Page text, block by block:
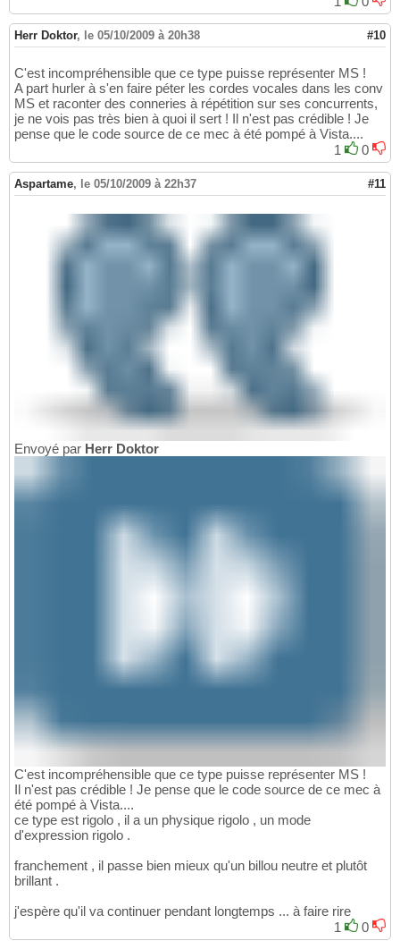
Herr Doktor, le 05/10/2009 à 20h38 #10
C'est incompréhensible que ce type puisse représenter MS !
A part hurler à s'en faire péter les cordes vocales dans les conv
MS et raconter des conneries à répétition sur ses concurrents,
je ne vois pas très bien à quoi il sert ! Il n'est pas crédible ! Je
pense que le code source de ce mec à été pompé à Vista....
1
0
Aspartame, le 05/10/2009 à 22h37 #11
Envoyé par Herr Doktor
C'est incompréhensible que ce type puisse représenter MS !
Il n'est pas crédible ! Je pense que le code source de ce mec à
été pompé à Vista....
ce type est rigolo , il a un physique rigolo , un mode
d'expression rigolo .
franchement , il passe bien mieux qu'un billou neutre et plutôt
brillant .
j'espère qu'il va continuer pendant longtemps ... à faire rire
1
0